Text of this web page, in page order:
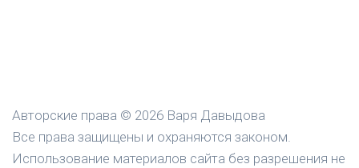
Авторские права © 2026 Варя Давыдова
Все права защищены и охраняются законом.
Использование материалов сайта без разрешения не